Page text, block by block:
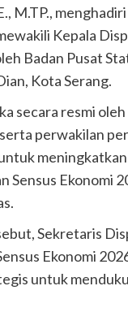
M.TP.,
Kepala
Badan Pusat
Kota Serang.
secara resmi
perwakilan
Sensus Ekonomi
Sekretaris
Ekonomi
untuk